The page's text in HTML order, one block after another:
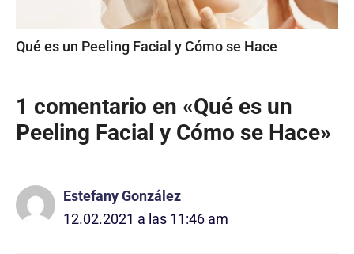
Qué es un Peeling Facial y Cómo se Hace
1 comentario en «Qué es un
Peeling Facial y Cómo se Hace»
Estefany González
12.02.2021 a las 11:46 am